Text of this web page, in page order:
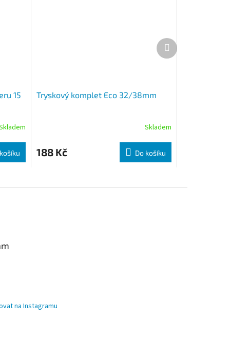
15
Tryskový komplet Eco 32/38mm
Skladem
188 Kč Do košíku
Další produkt
na Instagramu